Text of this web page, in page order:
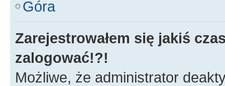
Góra
Zarejestrowałem się jakiś
zalogować!?!
Możliwe, że administrator